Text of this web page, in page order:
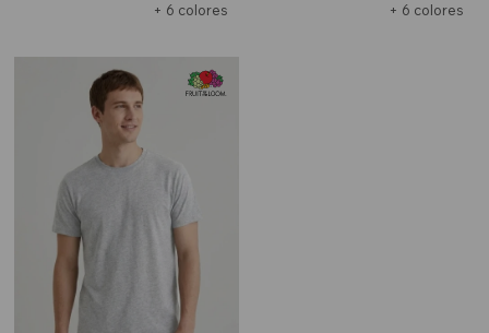
+ 6 colores + 6 colores